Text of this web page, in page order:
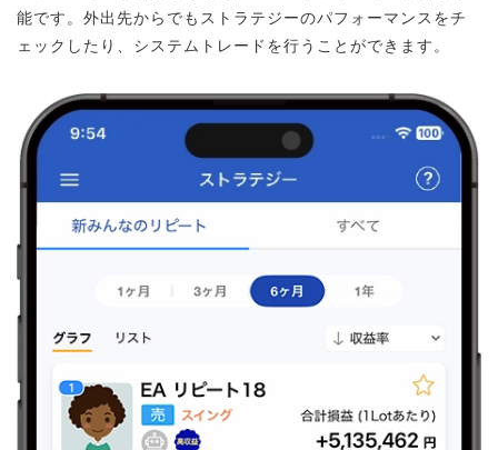
能です。外出先からでもストラテジーのパフォーマンスをチ
ェックしたり、システムトレードを行うことができます。